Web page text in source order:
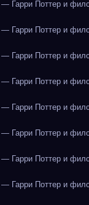
Гарри Поттер и
Гарри Поттер и
Гарри Поттер и
Гарри Поттер и
Гарри Поттер и
Гарри Поттер и
Гарри Поттер и
Гарри Поттер и